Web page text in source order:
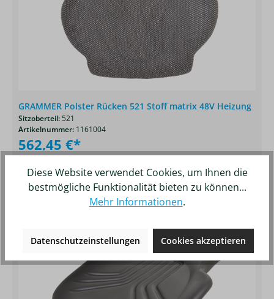
GRAMMER Polster Rücken 521 Stoff matrix 48V Heizung
Sitzoberteil:521
Artikelnummer: 1161004
562,45 €*
Details
Produktgalerie überspringen
Ähnliche Artikel
Diese Website verwendet Cookies, um Ihnen die
bestmögliche Funktionalität bieten zu können...
Mehr Informationen.
Datenschutzeinstellungen Cookies akzeptieren